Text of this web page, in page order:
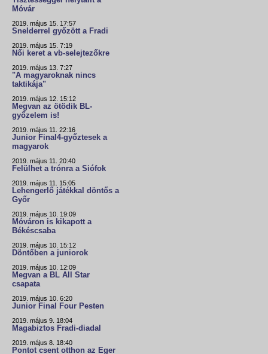
Móvár
2019. május 15. 17:57
Snelderrel győzött a Fradi
2019. május 15. 7:19
Női keret a vb-selejtezőkre
2019. május 13. 7:27
"A magyaroknak nincs
taktikája"
2019. május 12. 15:12
Megvan az ötödik BL-
győzelem is!
2019. május 11. 22:16
Junior Final4-győztesek a
magyarok
2019. május 11. 20:40
Felülhet a trónra a Siófok
2019. május 11. 15:05
Lehengerlő játékkal döntős a
Győr
2019. május 10. 19:09
Móváron is kikapott a
Békéscsaba
2019. május 10. 15:12
Döntőben a juniorok
2019. május 10. 12:09
Megvan a BL All Star
csapata
2019. május 10. 6:20
Junior Final Four Pesten
2019. május 9. 18:04
Magabiztos Fradi-diadal
2019. május 8. 18:40
Pontot csent otthon az Eger